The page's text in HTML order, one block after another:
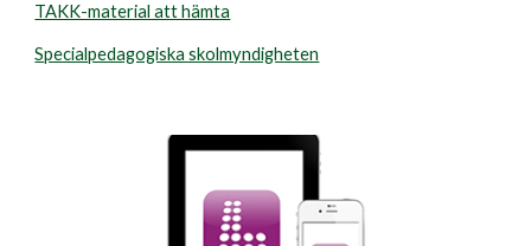
TAKK-material att hämta
Specialpedagogiska skolmyndigheten